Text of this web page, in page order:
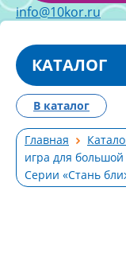
info@10kor.ru
КАТАЛОГ
Главная
игра для
Серии «Стань
В каталог